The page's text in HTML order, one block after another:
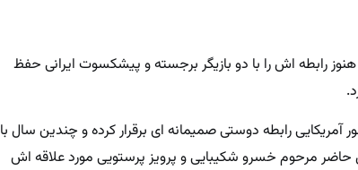
رابطه اش را با دو بازیگر برجسته و پیشکسوت ایرانی حفظ
آمریکایی رابطه دوستی صمیمانه ای برقرار کرده و چندین سال با
مرحوم خسرو شکیبایی و پرویز پرستویی مورد علاقه اش